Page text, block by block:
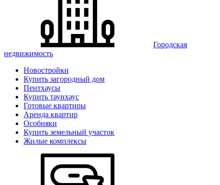
Городская
недвижимость
Новостройки
Купить загородный дом
Пентхаусы
Купить таунхаус
Готовые квартиры
Аренда квартир
Особняки
Купить земельный участок
Жилые комплексы